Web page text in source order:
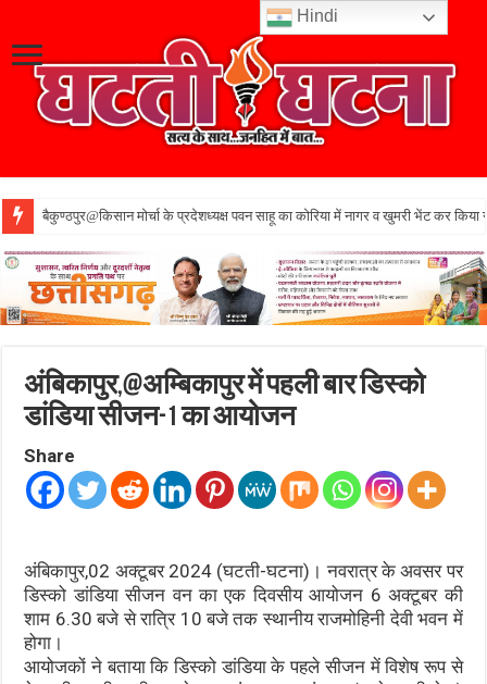
बैकुण्ठपुर@किसान मोर्चा के प्रदेशध्यक्ष पवन साहू का कोरिया में नागर व खुमरी भेंट कर किया
अंबिकापुर,@अम्बिकापुर में पहली बार डिस्को
डांडिया सीजन-1 का आयोजन
Share
अंबिकापुर,02 अक्टूबर 2024 (घटती-घटना)। नवरात्र के अवसर पर
डिस्को डांडिया सीजन वन का एक दिवसीय आयोजन 6 अक्टूबर की
शाम 6.30 बजे से रात्रि 10 बजे तक स्थानीय राजमोहिनी देवी भवन में
होगा।
आयोजकों ने बताया कि डिस्को डांडिया के पहले सीजन में विशेष रूप से
Hindi